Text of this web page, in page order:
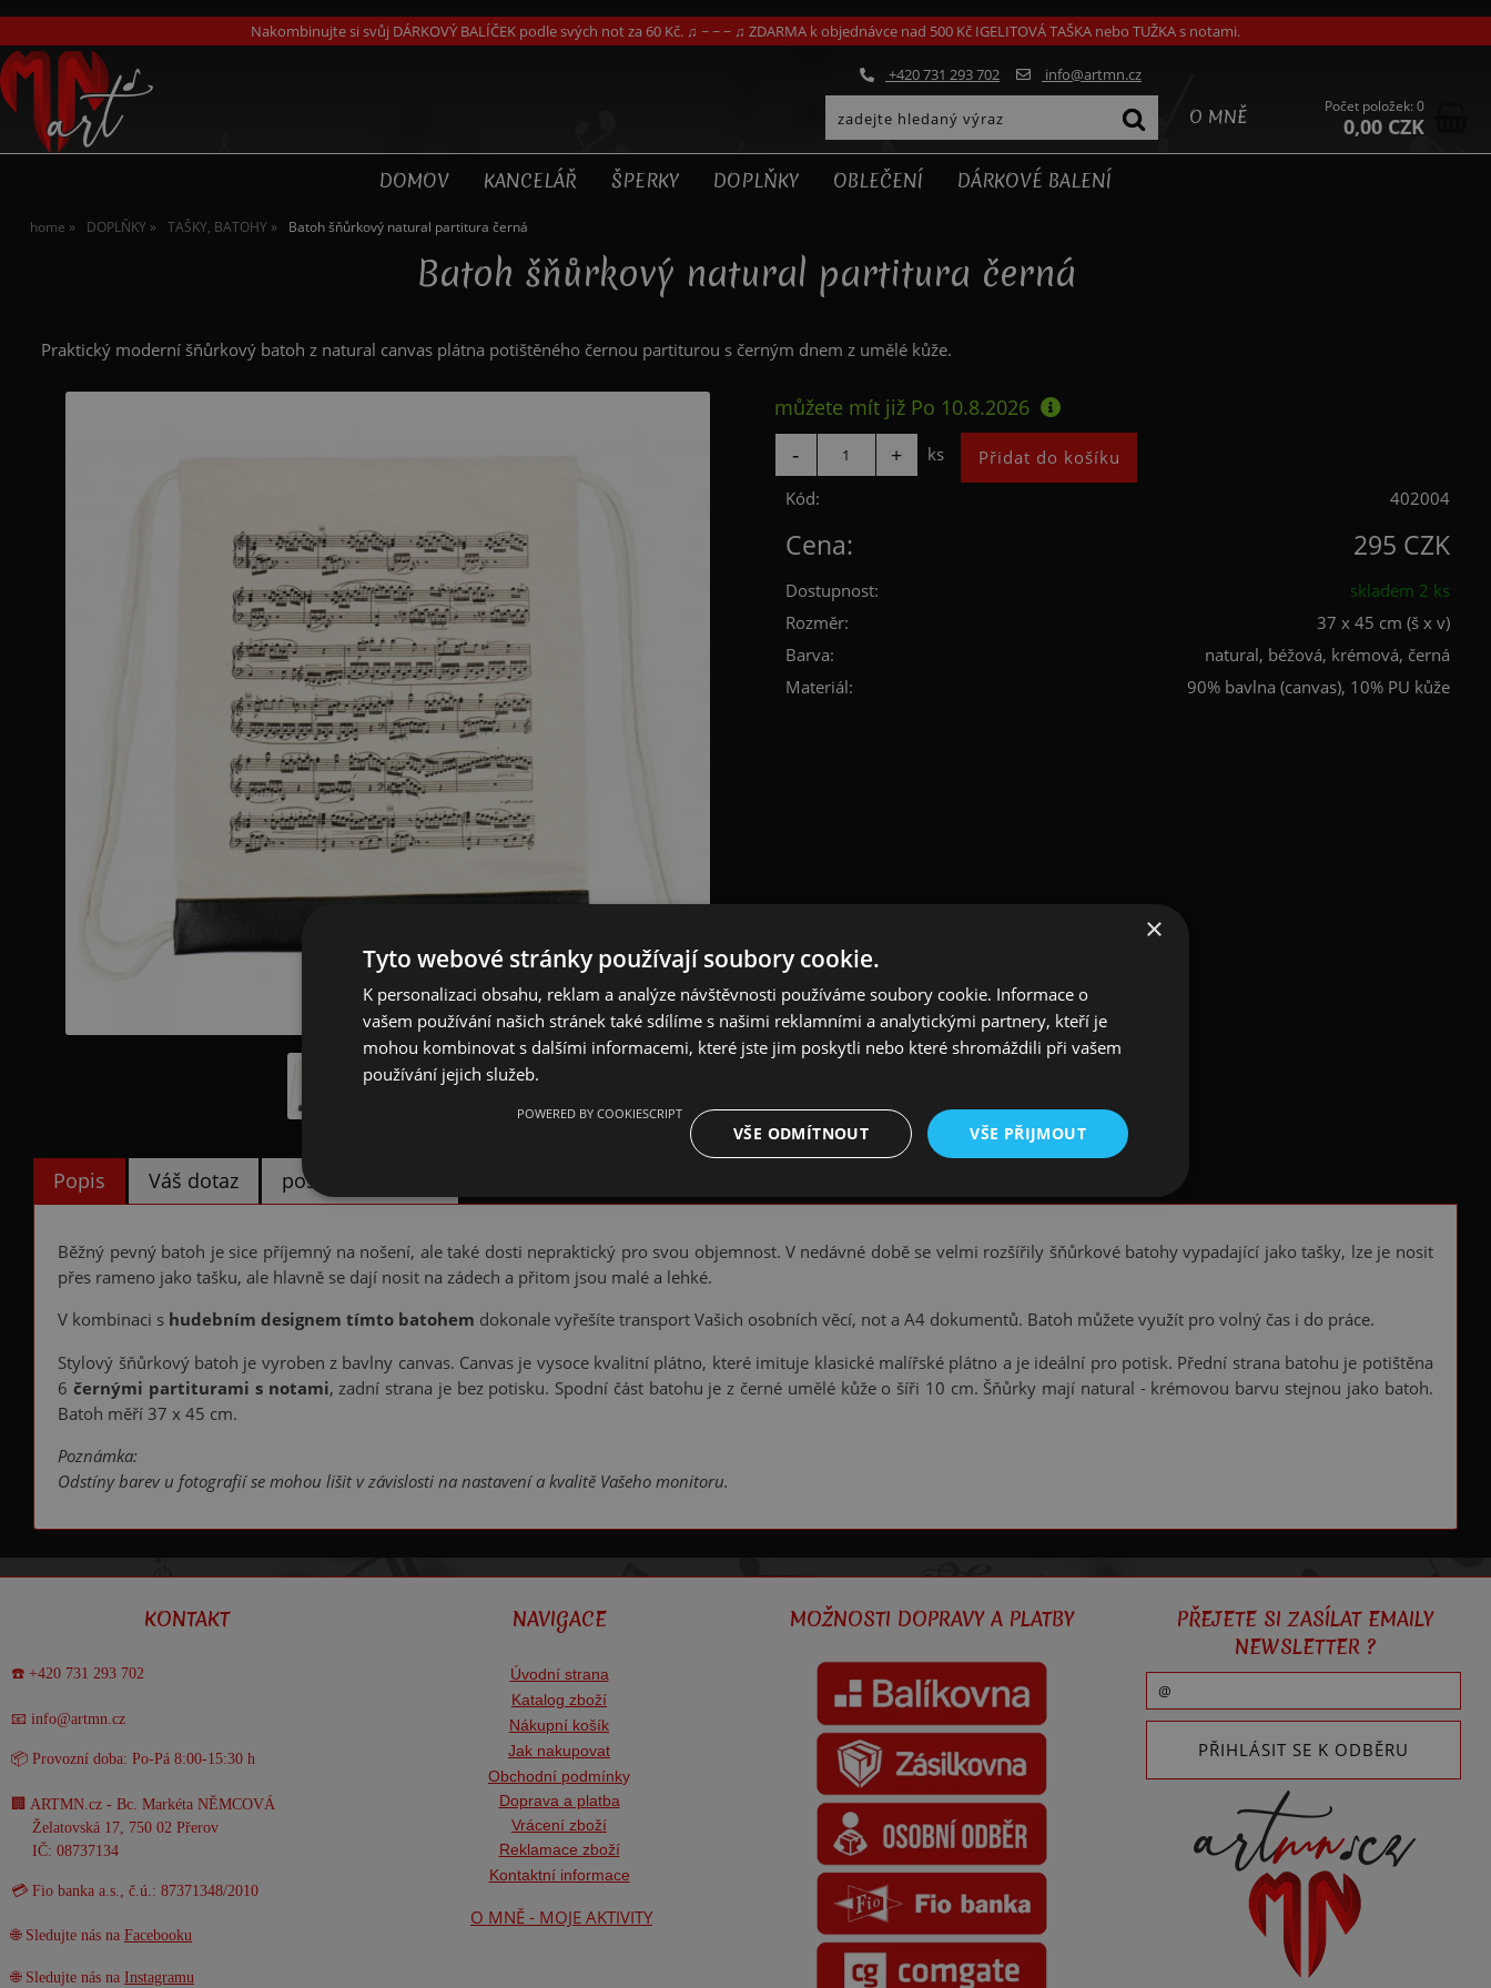
Nakombinujte si svůj DÁRKOVÝ BALÍČEK podle svých not za 60 Kč. ♫ ~ ~ ~ ♫ ZDARMA k objednávce nad 500 Kč IGELITOVÁ TAŠKA nebo TUŽKA s notami.
O MNĚ
+420 731 293 702 info@artmn.cz
Počet položek: 0
0,00 CZK
DOMOV KANCELÁŘ ŠPERKY DOPLŇKY OBLEČENÍ DÁRKOVÉ BALENÍ
home DOPLŇKY TAŠKY, BATOHY Batoh šňůrkový natural partitura černá
Batoh šňůrkový natural partitura černá
Praktický moderní šňůrkový batoh z natural canvas plátna potištěného černou partiturou s černým dnem z umělé kůže.
můžete mít již Po 10.8.2026
ks
Kód:
402004
Cena: 295 CZK
Dostupnost:
skladem 2 ks
Rozměr:
37 x 45 cm (š x v)
Barva:
natural, béžová, krémová, černá
Materiál:
90% bavlna (canvas), 10% PU kůže
Popis Váš dotaz poslat známému
Běžný pevný batoh je sice příjemný na nošení, ale také dosti nepraktický pro svou objemnost. V nedávné době se velmi rozšířily šňůrkové batohy vypadající jako tašky, lze je nosit
přes rameno jako tašku, ale hlavně se dají nosit na zádech a přitom jsou malé a lehké.
V kombinaci s hudebním designem tímto batohem dokonale vyřešíte transport Vašich osobních věcí, not a A4 dokumentů. Batoh můžete využít pro volný čas i do práce.
Stylový šňůrkový batoh je vyroben z bavlny canvas. Canvas je vysoce kvalitní plátno, které imituje klasické malířské plátno a je ideální pro potisk. Přední strana batohu je potištěna
6černými partiturami s notami, zadní strana je bez potisku. Spodní část batohu je z černé umělé kůže o šíři 10 cm. Šňůrky mají natural - krémovou barvu stejnou jako batoh.
Batoh měří 37 x 45 cm.
Poznámka:
Odstíny barev u fotografií se mohou lišit v závislosti na nastavení a kvalitě Vašeho monitoru.
KONTAKT
☎️ +420 731 293 702
📧 info@artmn.cz
📦 Provozní doba: Po-Pá 8:00-15:30 h
🏢 ARTMN.cz - Bc. Markéta NĚMCOVÁ
Želatovská 17, 750 02 Přerov
IČ: 08737134
💳 Fio banka a.s., č.ú.: 87371348/2010
🌐 Sledujte nás na Facebooku
🌐 Sledujte nás na Instagramu
NAVIGACE
Úvodní strana
Katalog zboží
Nákupní košík
Jak nakupovat
Obchodní podmínky
Doprava a platba
Vrácení zboží
Reklamace zboží
Kontaktní informace
O MNĚ - MOJE AKTIVITY
MOŽNOSTI DOPRAVY A PLATBY
PŘEJETE SI ZASÍLAT EMAILY
NEWSLETTER ?
×
Tyto webové stránky používají soubory cookie.
K personalizaci obsahu, reklam a analýze návštěvnosti používáme soubory cookie. Informace o
vašem používání našich stránek také sdílíme s našimi reklamními a analytickými partnery, kteří je
mohou kombinovat s dalšími informacemi, které jste jim poskytli nebo které shromáždili při vašem
používání jejich služeb.
VŠE PŘIJMOUT
VŠE ODMÍTNOUT
POWERED BY COOKIESCRIPT